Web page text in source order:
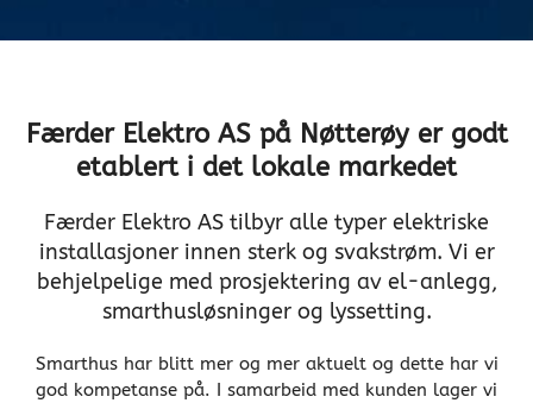
Færder Elektro AS på Nøtterøy er godt
etablert i det lokale markedet
Færder Elektro AS tilbyr alle typer elektriske
installasjoner innen sterk og svakstrøm. Vi er
behjelpelige med prosjektering av el-anlegg,
smarthusløsninger og lyssetting.
Smarthus har blitt mer og mer aktuelt og dette har vi
god kompetanse på. I samarbeid med kunden lager vi